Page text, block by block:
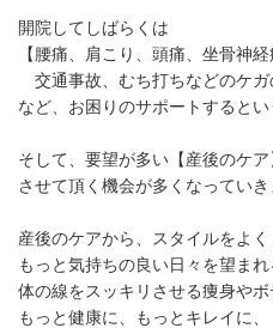
開院してしばらくは
【腰痛、肩こり、頭痛、坐骨神経
交通事故、むち打ちなどのケガ
など、お困りのサポートするとい
そして、要望が多い【産後のケア
させて頂く機会が多くなっていき
産後のケアから、スタイルをよく
もっと気持ちの良い日々を望まれ
体の線をスッキリさせる痩身や
もっと健康に、もっとキレイに、